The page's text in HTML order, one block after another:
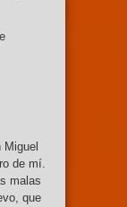
de mí.
malas
que